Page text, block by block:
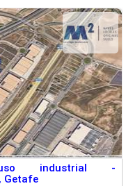
industrial -
Getafe